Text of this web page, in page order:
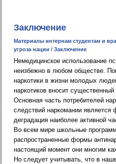
Заключение
Материалы интернам студентам и
угроза нации / Заключение
Немедицинское использование
неизбежно в любом обществе.
наркотики в жизни молодых
наркотиков вносит
Основная часть потребителей
следствий наркомании является
деградация наиболее активной
Во всем мире школьные
распространенные формы
настоящий момент они многим
Но следует учитывать, что в